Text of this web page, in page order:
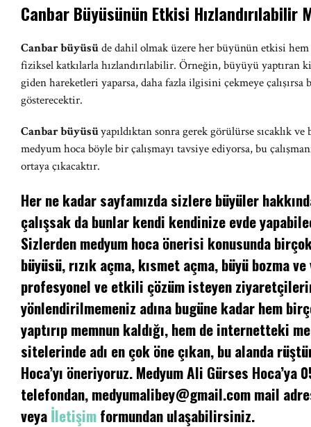
Canbar Büyüsünün Etkisi Hızlandırılabilir
Canbar büyüsüde dahil olmak üzere her büyünün etkisi hem
fiziksel katkılarla hızlandırılabilir. Örneğin, büyüyü yaptıran
giden hareketleri yaparsa, daha fazla ilgisini çekmeye çalışırsa
gösterecektir.
Canbar büyüsüyapıldıktan sonra gerek görülürse sıcaklık
medyum hoca böyle bir çalışmayı tavsiye ediyorsa, bu
ortaya çıkacaktır.
Her ne kadar sayfamızda sizlere büyüler
çalışsak da bunlar kendi kendinize evde
Sizlerden medyum hoca önerisi konusunda
büyüsü, rızık açma, kısmet açma, büyü bozma
profesyonel ve etkili çözüm isteyen
yönlendirilmemeniz adına bugüne kadar hem
yaptırıp memnun kaldığı, hem de internetteki
sitelerinde adı en çok öne çıkan, bu alanda
Hoca’yı öneriyoruz. Medyum Ali Gürses Hoca’ya
telefondan,medyumalibey@gmail.commail
veyaİletişimformundan ulaşabilirsiniz.